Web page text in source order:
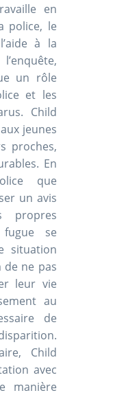
en
police, le
à la
un rôle
et les
Child
jeunes
proches,
En
que
un avis
propres
se
situation
de ne pas
leur vie
au
de
Child
avec
manière